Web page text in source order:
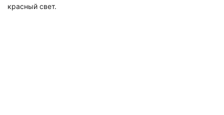
красный свет.